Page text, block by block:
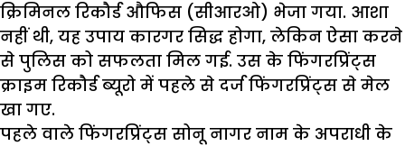
क्रिमिनल रिकौर्ड औफिस (सीआरओ) भेजा गया. आशा
नहीं थी, यह उपाय कारगर सिद्ध होगा, लेकिन ऐसा करने
से पुलिस को सफलता मिल गई. उस के फिंगरप्रिंट्स
क्राइम रिकौर्ड ब्यूरो में पहले से दर्ज फिंगरप्रिंट्स से मेल
खा गए.
पहले वाले फिंगरप्रिंट्स सोनू नागर नाम के अपराधी के